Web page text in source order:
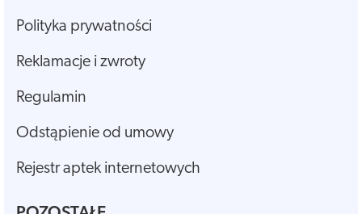
Polityka prywatności
Reklamacje i zwroty
Regulamin
Odstąpienie od umowy
Rejestr aptek internetowych